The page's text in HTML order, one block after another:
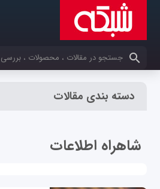
کلمات کلیدی خود را وارد کنید
دسته بندی مقالات
شاهراه اطلاعات